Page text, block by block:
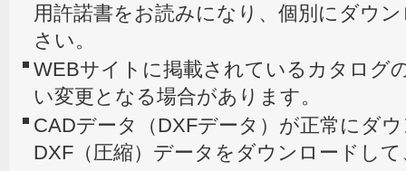
用許諾書をお読みになり、個別にダウ
さい。
WEBサイトに掲載されているカタログ
い変更となる場合があります。
CADデータ（DXFデータ）が正常にダ
DXF（圧縮）データをダウンロードし